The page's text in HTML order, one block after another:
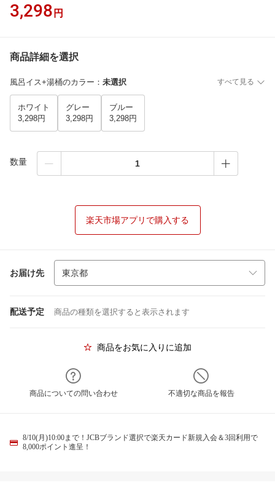
3,298 円
商品詳細を選択
風呂イス+湯桶のカラー ： 未選択 すべて見る
ホワイト
3,298円
グレー
3,298円
ブルー
3,298円
数量
楽天市場アプリで購入する
お届け先
配送予定 商品の種類を選択すると表示されます
商品をお気に入りに追加
商品についての問い合わせ 不適切な商品を報告
8/10(月)10:00まで！JCBブランド選択で楽天カード新規入会＆3回利用で
8,000ポイント進呈！